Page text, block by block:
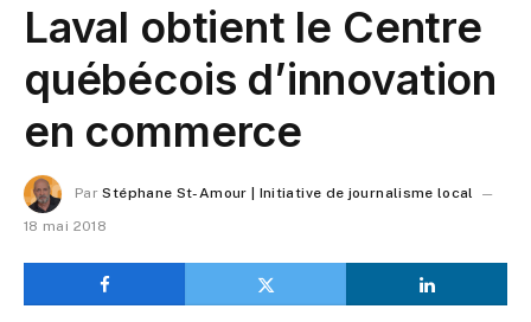
Laval obtient le Centre
québécois d’innovation
en commerce
Par Stéphane St-Amour | Initiative de journalisme local
18 mai 2018